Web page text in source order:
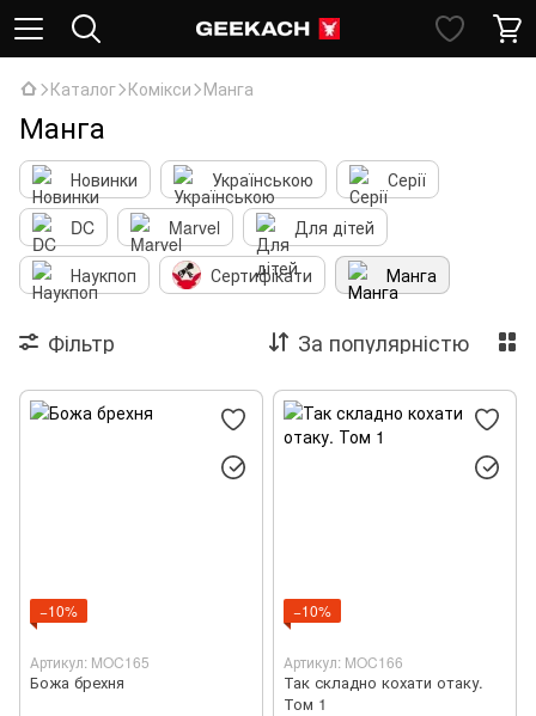
Каталог Комікси Манга
Манга
Новинки Українською
Серії
DC
Marvel
Для дітей
Наукпоп
Сертифікати Манга
Фільтр За популярністю
−10%
Артикул: MOC165
Божа брехня
−10%
Артикул: MOC166
Так складно кохати отаку.
Том 1